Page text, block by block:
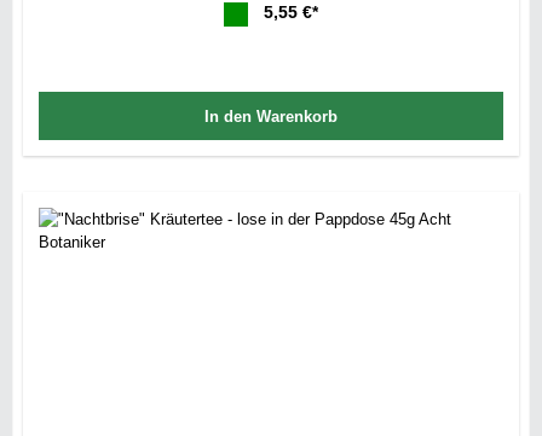
5,55 €*
In den Warenkorb